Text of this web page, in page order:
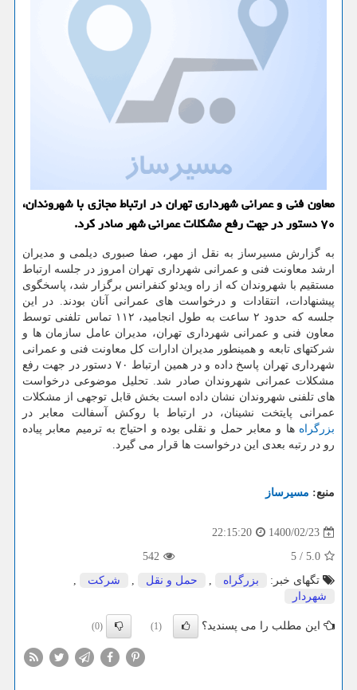
معاون فنی و عمرانی شهرداری تهران در ارتباط مجازی با شهروندان،
۷۰ دستور در جهت رفع مشکلات عمرانی شهر صادر کرد.
به گزارش مسیرساز به نقل از مهر، صفا صبوری دیلمی و مدیران
ارشد معاونت فنی و عمرانی شهرداری تهران امروز در جلسه ارتباط
مستقیم با شهروندان که از راه ویدئو کنفرانس برگزار شد، پاسخگوی
پیشنهادات، انتقادات و درخواست های عمرانی آنان بودند. در این
جلسه که حدود ۲ ساعت به طول انجامید، ۱۱۲ تماس تلفنی توسط
معاون فنی و عمرانی شهرداری تهران، مدیران عامل سازمان ها و
شرکتهای تابعه و همینطور مدیران ادارات کل معاونت فنی و عمرانی
شهرداری تهران پاسخ داده و در همین ارتباط ۷۰ دستور در جهت رفع
مشکلات عمرانی شهروندان صادر شد. تحلیل موضوعی درخواست
های تلفنی شهروندان نشان داده است بخش قابل توجهی از مشکلات
عمرانی پایتخت نشینان، در ارتباط با روکش آسفالت معابر در
بزرگراه ها و معابر حمل و نقلی بوده و احتیاج به ترمیم معابر پیاده
رو در رتبه بعدی این درخواست ها قرار می گیرد.
منبع: مسیرساز
1400/02/23
22:15:20
5.0
/
5
542
تگهای خبر:
بزرگراه , حمل و نقل , شركت
,
شهردار
این مطلب را می پسندید؟ (1)
(0)